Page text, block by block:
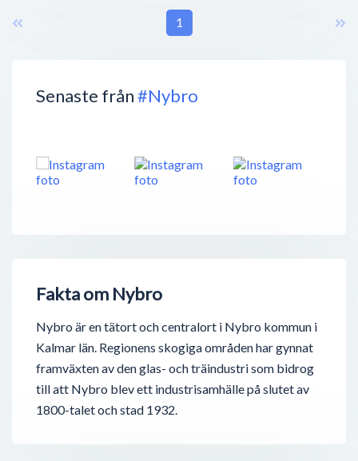
Senaste från#Nybro
Fakta om Nybro
Nybro är en tätort och centralort i Nybro kommun i
Kalmar län. Regionens skogiga områden har gynnat
framväxten av den glas- och träindustri som bidrog
till att Nybro blev ett industrisamhälle på slutet av
1800-talet och stad 1932.
1